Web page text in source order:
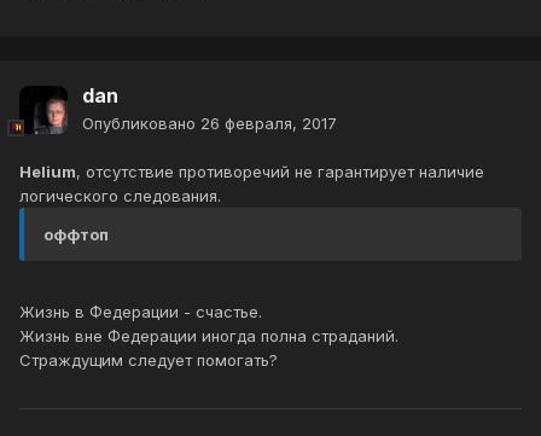
dan
Опубликовано 26 февраля, 2017
Helium, отсутствие противоречий не гарантирует наличие
логического следования.
оффтоп
Жизнь в Федерации - счастье.
Жизнь вне Федерации иногда полна страданий.
Страждущим следует помогать?